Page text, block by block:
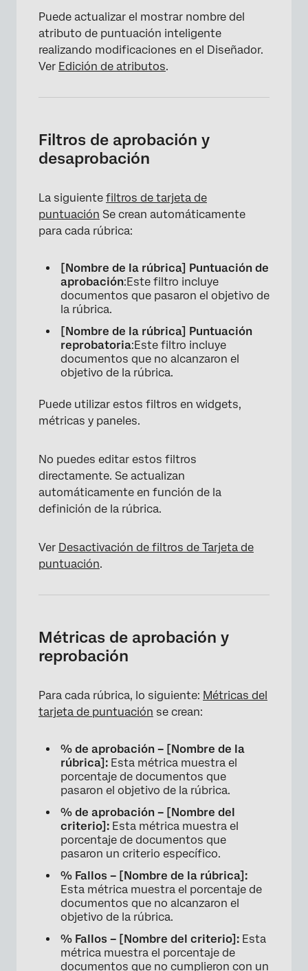
Puede actualizar el mostrar nombre del
atributo de puntuación inteligente
realizando modificaciones en el Diseñador.
Ver Edición de atributos.
Filtros de aprobación y
desaprobación
La siguiente filtros de tarjeta de
puntuación Se crean automáticamente
para cada rúbrica:
[Nombre de la rúbrica] Puntuación de
aprobación:Este filtro incluye
documentos que pasaron el objetivo de
la rúbrica.
[Nombre de la rúbrica] Puntuación
reprobatoria:Este filtro incluye
documentos que no alcanzaron el
objetivo de la rúbrica.
Puede utilizar estos filtros en widgets,
métricas y paneles.
No puedes editar estos filtros
directamente. Se actualizan
automáticamente en función de la
definición de la rúbrica.
Ver Desactivación de filtros de Tarjeta de
puntuación.
Métricas de aprobación y
reprobación
Para cada rúbrica, lo siguiente: Métricas del
tarjeta de puntuación se crean:
% de aprobación – [Nombre de la
rúbrica]: Esta métrica muestra el
porcentaje de documentos que
pasaron el objetivo de la rúbrica.
% de aprobación – [Nombre del
criterio]: Esta métrica muestra el
porcentaje de documentos que
pasaron un criterio específico.
% Fallos – [Nombre de la rúbrica]:
Esta métrica muestra el porcentaje de
documentos que no alcanzaron el
objetivo de la rúbrica.
% Fallos – [Nombre del criterio]: Esta
métrica muestra el porcentaje de
documentos que no cumplieron con un